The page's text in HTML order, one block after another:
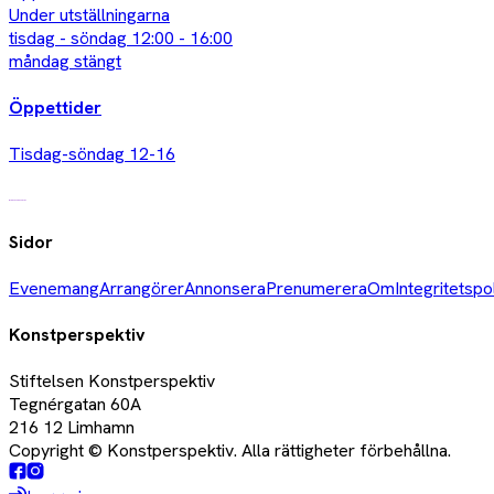
Under utställningarna
tisdag - söndag 12:00 - 16:00
måndag stängt
Öppettider
Tisdag-söndag 12-16
Sidor
EvenemangArrangörerAnnonseraPrenumereraOm
Konstperspektiv
Stiftelsen Konstperspektiv
Tegnérgatan 60A
216 12 Limhamn
Copyright © Konstperspektiv. Alla rättigheter förbehållna.